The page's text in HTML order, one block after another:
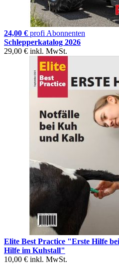
24,00 € profi Abonnenten
Schlepperkatalog 2026
29,00 € inkl. MwSt.
Elite Best Practice "Erste Hilfe
Hilfe im Kuhstall"
10,00 € inkl. MwSt.